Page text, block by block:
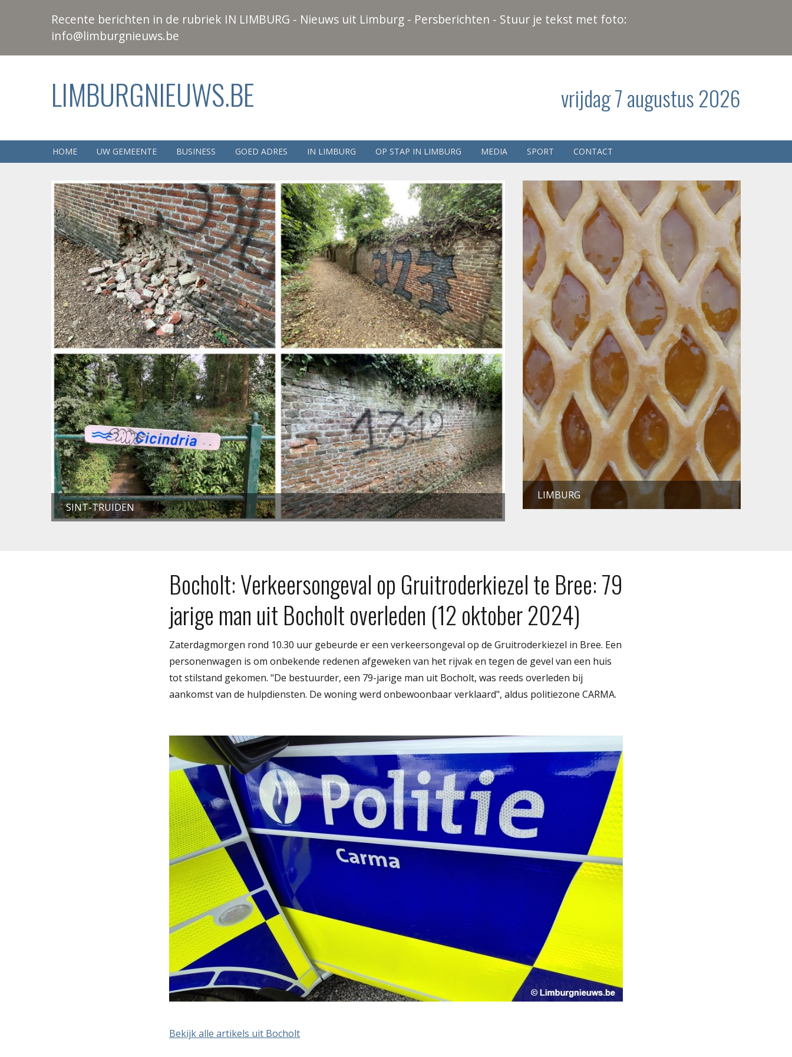
Recente berichten in de rubriek IN LIMBURG - Nieuws uit Limburg - Persberichten - Stuur je tekst met foto:
info@limburgnieuws.be
LIMBURGNIEUWS.BE vrijdag 7 augustus 2026
HOME UW GEMEENTE BUSINESS GOED ADRES IN LIMBURG OP STAP IN LIMBURG MEDIA SPORT CONTACT
SINT-TRUIDEN
LIMBURG
Bocholt: Verkeersongeval op Gruitroderkiezel te Bree: 79
jarige man uit Bocholt overleden (12 oktober 2024)
Zaterdagmorgen rond 10.30 uur gebeurde er een verkeersongeval op de Gruitroderkiezel in Bree. Een
personenwagen is om onbekende redenen afgeweken van het rijvak en tegen de gevel van een huis
tot stilstand gekomen. "De bestuurder, een 79-jarige man uit Bocholt, was reeds overleden bij
aankomst van de hulpdiensten. De woning werd onbewoonbaar verklaard", aldus politiezone CARMA.
Bekijk alle artikels uit Bocholt